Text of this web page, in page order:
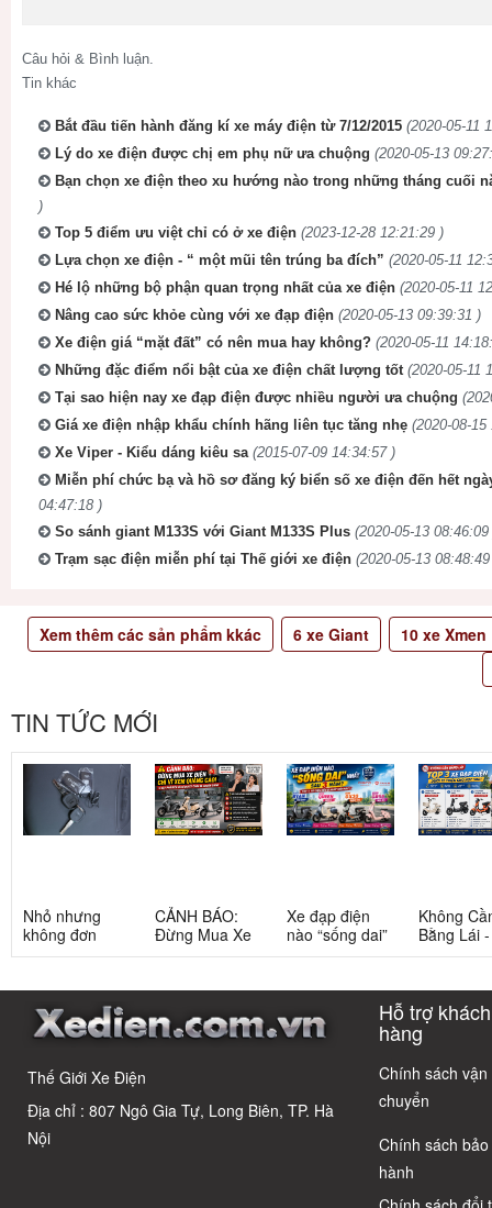
Câu hỏi & Bình luận.
Tin khác
Bắt đầu tiến hành đăng kí xe máy điện từ 7/12/2015 (2020-05-11
Lý do xe điện được chị em phụ nữ ưa chuộng (2020-05-13
Bạn chọn xe điện theo xu hướng nào trong những tháng cuối
)
Top 5 điểm ưu việt chỉ có ở xe điện (2023-12-28 12:21:29 )
Lựa chọn xe điện - “ một mũi tên trúng ba đích” (2020-05-11
Hé lộ những bộ phận quan trọng nhất của xe điện (2020-05-11
Nâng cao sức khỏe cùng với xe đạp điện (2020-05-13 09:39:31 )
Xe điện giá “mặt đất” có nên mua hay không? (2020-05-11
Những đặc điểm nổi bật của xe điện chất lượng tốt (2020-05-11
Tại sao hiện nay xe đạp điện được nhiều người ưa chuộng
Giá xe điện nhập khẩu chính hãng liên tục tăng nhẹ (2020-08-15
Xe Viper - Kiểu dáng kiêu sa (2015-07-09 14:34:57 )
Miễn phí chức bạ và hồ sơ đăng ký biển số xe điện đến hết
04:47:18 )
So sánh giant M133S với Giant M133S Plus (2020-05-13 08:46:09
Trạm sạc điện miễn phí tại Thế giới xe điện (2020-05-13
Xem thêm các sản phẩm kkác 6xe Giant 10xe Xmen
TIN TỨC MỚI
Nhỏ nhưng
không đơn
giản: Sự thật
học sinh cấp 2
CẢNH BÁO:
Đừng Mua Xe
Điện Chỉ Vì
Cáo! 5 Bẫy
Quyết Chọn Xe
Chuẩn Chỉnh
Xe đạp điện
nào “sống dai”
nhất sau 5
có câu trả lời
Không
Bằng Lái
3 Xe Đạp
Cho Học
Thế Giới Xe Điện
Địa chỉ : 807 Ngô Gia Tự, Long Biên, TP. Hà
Nội
Hỗ trợ khách
hàng
Chính sách vận
chuyển
Chính sách bảo
hành